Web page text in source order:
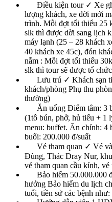
Điều kiện tour ✓ Xe
lượng khách, xe đời mới
trình. Mỗi đợt tối thiểu 25
slk thì được dời sang lịch
máy lạnh (25 – 28 khách
40 khách xe 45c), đón
nằm : Mỗi đợt tối thiểu
slk thì tour sẽ được tổ
Lưu trú ✓ Khách sạn
khách/phòng Phụ thu
thường)
Ăn uống Điểm tâm: 3
(1tô bún, phở, hủ tiếu + 1
menu: buffet. Ăn chính: 4
buổi: 200.000 đ/suất
Vé tham quan ✓ Vé
Đùng, Thác Dray Nur,
vé tham quan cầu kính,
Bảo hiểm 50.000.000
hưởng Bảo hiểm du lịch
tuổi, tiền sử các bệnh